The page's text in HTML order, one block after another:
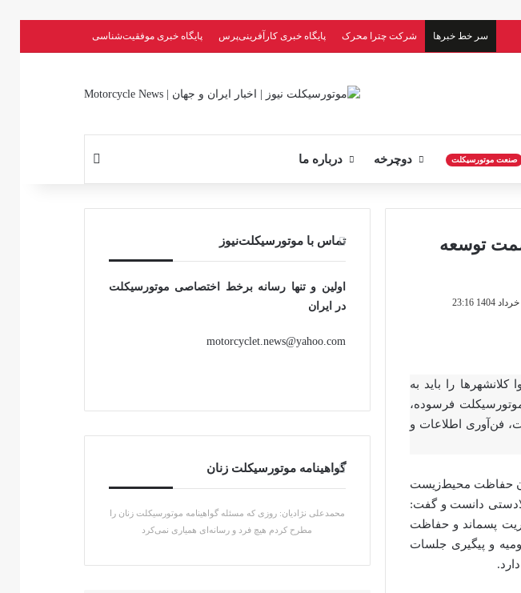
سر خط خبرها شرکت چترا محرک پایگاه خبری کارآفرینی‌پرس پایگاه خبری موفقیت‌شناسی
صنعت موتورسیکلت دوچرخه درباره ما
توسعه
را باید به
سوق دهیم، گفت: همزمان با طرح برقی‌سازی ۲۰ هزار موتورسیکلت فرسوده،
فن‌آوری اطلاعات و
سازمان حفاظت محیط‌زیست
دانست و گفت:
پسماند و حفاظت
و پیگیری جلسات
تماس با موتورسیکلت‌نیوز
اولین و تنها رسانه برخط اختصاصی موتورسیکلت
در ایران
motorcyclet.news@yahoo.com
گواهینامه موتورسیکلت زنان
محمدعلی نژادیان: روزی که مسئله گواهینامه موتورسیکلت زنان را
مطرح کردم هیچ فرد و رسانه‌ای همیاری نمی‌کرد